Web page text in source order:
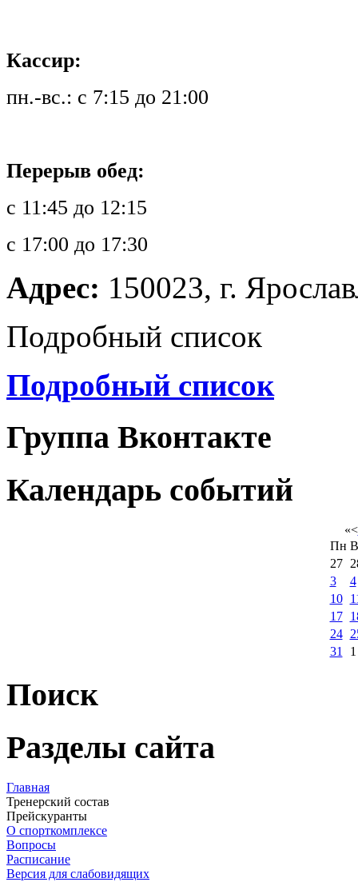
Кассир:
пн.-вс.: с 7:15 до 21:00
Перерыв обед:
с 11:45 до 12:15
с 17:00 до 17:30
Адрес: 150023, г.
Подробный список
Подробный список
Группа Вконтакте
Календарь событий
«<
Пн
27
3
4
10
17
24
31
1
Поиск
Разделы сайта
Главная
Тренерский состав
Прейскуранты
О спорткомплексе
Вопросы
Расписание
Версия для слабовидящих